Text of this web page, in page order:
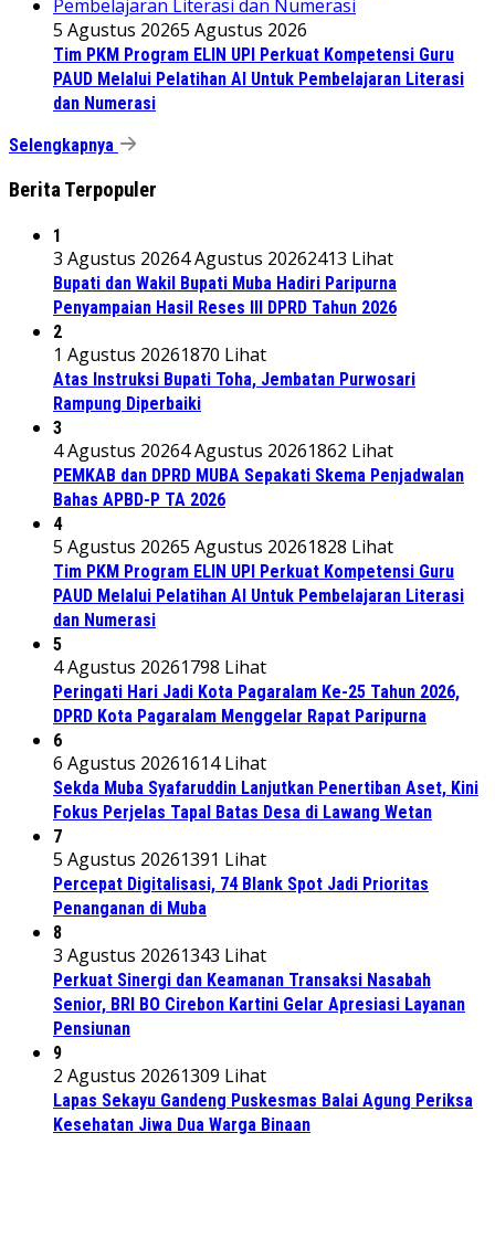
5 Agustus 20265 Agustus 2026
Tim PKM Program ELIN UPI Perkuat Kompetensi Guru
PAUD Melalui Pelatihan AI Untuk Pembelajaran Literasi
dan Numerasi
Selengkapnya
Berita Terpopuler
1
3 Agustus 20264 Agustus 20262413 Lihat
Bupati dan Wakil Bupati Muba Hadiri Paripurna
Penyampaian Hasil Reses III DPRD Tahun 2026
2
1 Agustus 20261870 Lihat
Atas Instruksi Bupati Toha, Jembatan Purwosari
Rampung Diperbaiki
3
4 Agustus 20264 Agustus 20261862 Lihat
PEMKAB dan DPRD MUBA Sepakati Skema Penjadwalan
Bahas APBD-P TA 2026
4
5 Agustus 20265 Agustus 20261828 Lihat
Tim PKM Program ELIN UPI Perkuat Kompetensi Guru
PAUD Melalui Pelatihan AI Untuk Pembelajaran Literasi
dan Numerasi
5
4 Agustus 20261798 Lihat
Peringati Hari Jadi Kota Pagaralam Ke-25 Tahun 2026,
DPRD Kota Pagaralam Menggelar Rapat Paripurna
6
6 Agustus 20261614 Lihat
Sekda Muba Syafaruddin Lanjutkan Penertiban Aset, Kini
Fokus Perjelas Tapal Batas Desa di Lawang Wetan
7
5 Agustus 20261391 Lihat
Percepat Digitalisasi, 74 Blank Spot Jadi Prioritas
Penanganan di Muba
8
3 Agustus 20261343 Lihat
Perkuat Sinergi dan Keamanan Transaksi Nasabah
Senior, BRI BO Cirebon Kartini Gelar Apresiasi Layanan
Pensiunan
9
2 Agustus 20261309 Lihat
Lapas Sekayu Gandeng Puskesmas Balai Agung Periksa
Kesehatan Jiwa Dua Warga Binaan